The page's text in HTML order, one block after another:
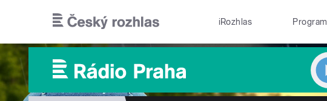
iRozhlas Program